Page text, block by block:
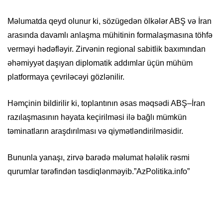
Məlumatda qeyd olunur ki, sözügedən ölkələr ABŞ və İran
arasında davamlı anlaşma mühitinin formalaşmasına töhfə
verməyi hədəfləyir. Zirvənin regional sabitlik baxımından
əhəmiyyət daşıyan diplomatik addımlar üçün mühüm
platformaya çevriləcəyi gözlənilir.
Həmçinin bildirilir ki, toplantının əsas məqsədi ABŞ–İran
razılaşmasının həyata keçirilməsi ilə bağlı mümkün
təminatların araşdırılması və qiymətləndirilməsidir.
Bununla yanaşı, zirvə barədə məlumat hələlik rəsmi
qurumlar tərəfindən təsdiqlənməyib.”AzPolitika.info”